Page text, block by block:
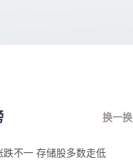
换一换
不一 存储股多数走低